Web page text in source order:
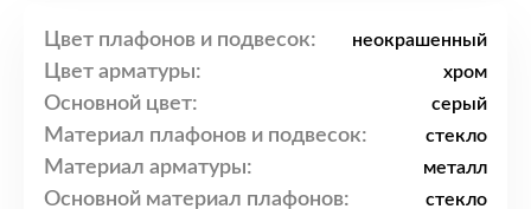
Цвет плафонов и подвесок: неокрашенный
Цвет арматуры: хром
Основной цвет: серый
Материал плафонов и подвесок: стекло
Материал арматуры: металл
Основной материал плафонов: стекло